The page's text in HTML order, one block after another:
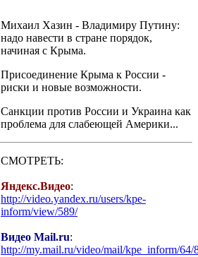
Михаил Хазин - Владимиру Путину:
надо навести в стране порядок,
начиная с Крыма.
Присоединение Крыма к России -
риски и новые возможности.
Санкции против России и Украина как
проблема для слабеющей Америки...
СМОТРЕТЬ:
Яндекс.Видео:
http://video.yandex.ru/users/kpe-
inform/view/589/
Видео Mail.ru:
http://my.mail.ru/video/mail/kpe_inform/64/